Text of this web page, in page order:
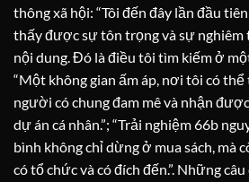
thông xã hội: “Tôi đến đây lần đầu
thấy được sự tôn trọng và sự
nội dung. Đó là điều tôi tìm kiếm ở
“Một không gian ấm áp, nơi tôi có
người có chung đam mê và nhận
dự án cá nhân.”; “Trải nghiệm 66b
bình không chỉ dừng ở mua sách, mà
có tổ chức và có đích đến.”. Những